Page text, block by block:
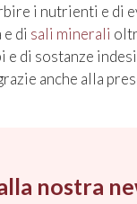
i nutrienti e di
e di sali minerali
e di sostanze
anche alla
nostra